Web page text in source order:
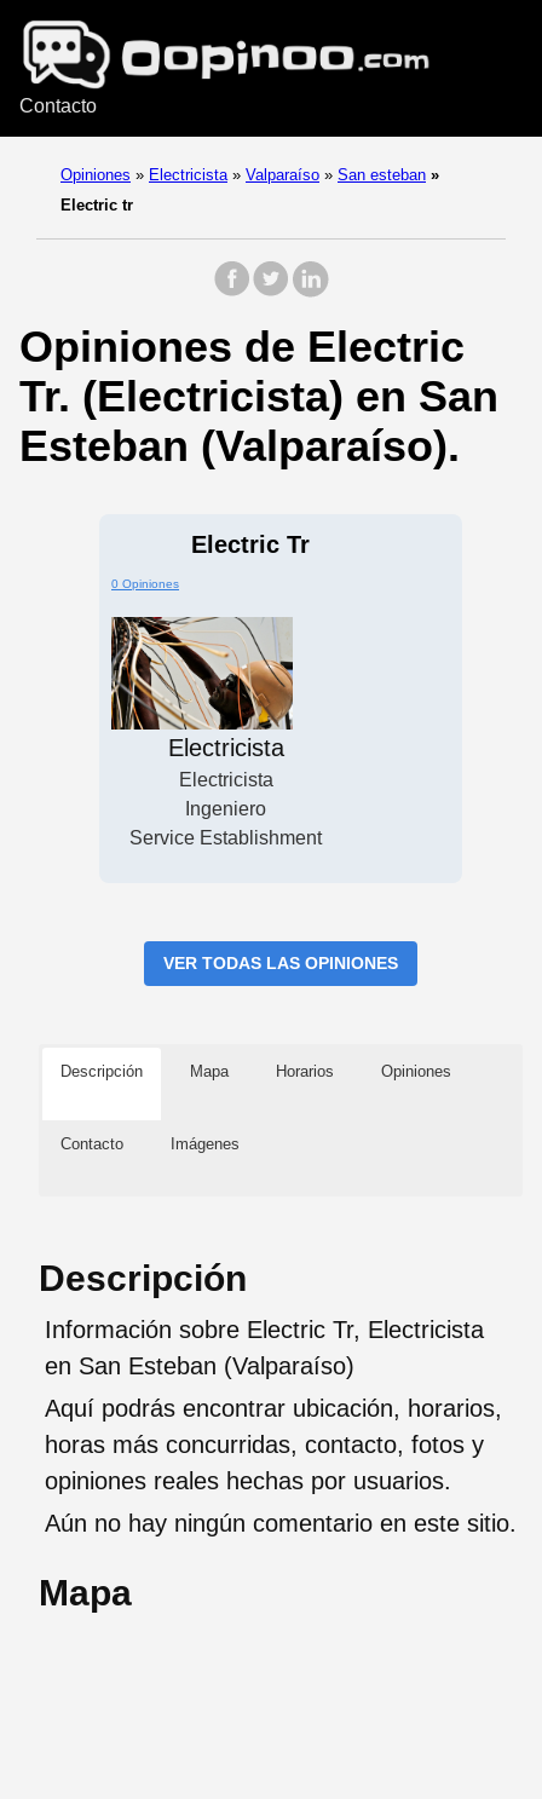
Contacto
Opiniones » Electricista » Valparaíso » San esteban »
Electric tr
Opiniones de Electric
Tr. (Electricista) en San
Esteban (Valparaíso).
Electric Tr
0 Opiniones
Electricista
Electricista
Ingeniero
Service Establishment
VER TODAS LAS OPINIONES
Descripción Mapa Horarios Opiniones
Contacto Imágenes
Descripción
Información sobre Electric Tr, Electricista
en San Esteban (Valparaíso)
Aquí podrás encontrar ubicación, horarios,
horas más concurridas, contacto, fotos y
opiniones reales hechas por usuarios.
Aún no hay ningún comentario en este sitio.
Mapa